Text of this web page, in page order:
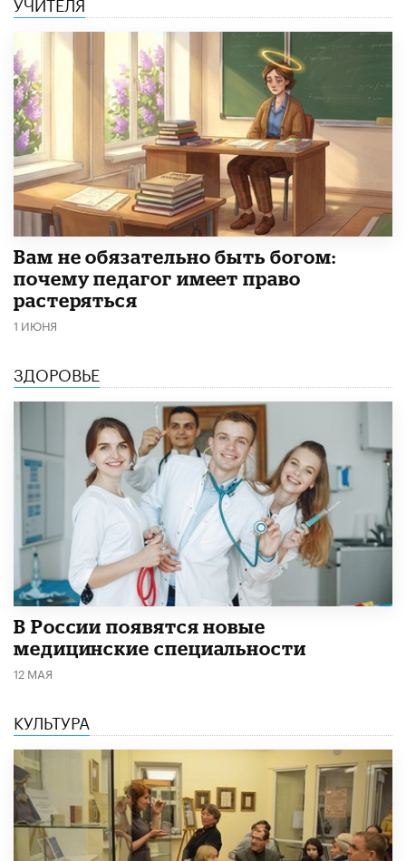
​Вам не обязательно быть богом:
почему педагог имеет право
растеряться
1 ИЮНЯ
ЗДОРОВЬЕ
В России появятся новые
медицинские специальности
12 МАЯ
КУЛЬТУРА